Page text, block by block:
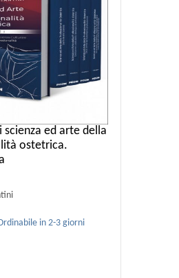
scienza ed arte della
ostetrica.
in 2-3 giorni